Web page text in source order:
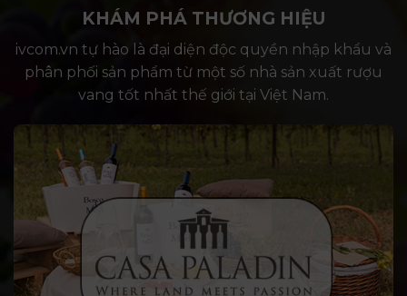
KHÁM PHÁ THƯƠNG HIỆU
ivcom.vn tự hào là đại diện độc quyền nhập khẩu và
phân phối sản phẩm từ một số nhà sản xuất rượu
vang tốt nhất thế giới tại Việt Nam.